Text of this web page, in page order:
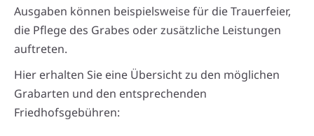
Ausgaben können beispielsweise für die Trauerfeier,
die Pflege des Grabes oder zusätzliche Leistungen
auftreten.
Hier erhalten Sie eine Übersicht zu den möglichen
Grabarten und den entsprechenden
Friedhofsgebühren: